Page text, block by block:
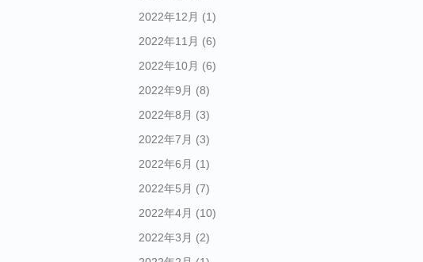
2022年12月 (1)
2022年11月 (6)
2022年10月 (6)
2022年9月 (8)
2022年8月 (3)
2022年7月 (3)
2022年6月 (1)
2022年5月 (7)
2022年4月 (10)
2022年3月 (2)